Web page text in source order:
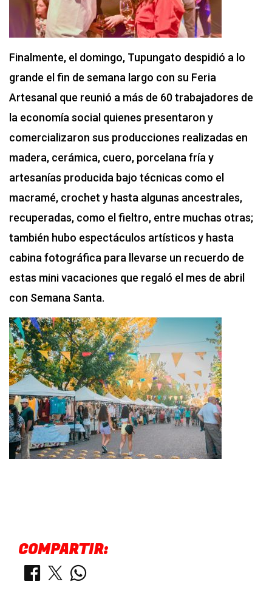
Finalmente, el domingo, Tupungato despidió a lo
grande el fin de semana largo con su Feria
Artesanal que reunió a más de 60 trabajadores de
la economía social quienes presentaron y
comercializaron sus producciones realizadas en
madera, cerámica, cuero, porcelana fría y
artesanías producida bajo técnicas como el
macramé, crochet y hasta algunas ancestrales,
recuperadas, como el fieltro, entre muchas otras;
también hubo espectáculos artísticos y hasta
cabina fotográfica para llevarse un recuerdo de
estas mini vacaciones que regaló el mes de abril
con Semana Santa.
COMPARTIR: